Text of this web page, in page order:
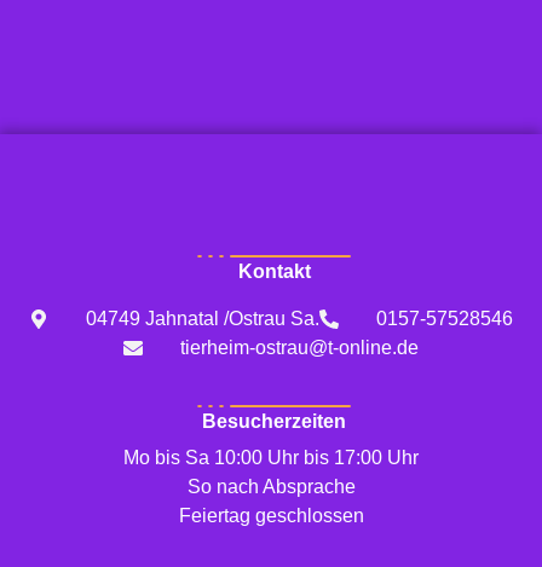
Kontakt
04749 Jahnatal /Ostrau Sa.
0157-57528546
tierheim-ostrau@t-online.de
Besucherzeiten
Mo bis Sa 10:00 Uhr bis 17:00 Uhr
So nach Absprache
Feiertag geschlossen